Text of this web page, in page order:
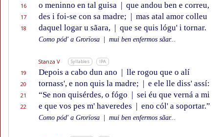
16 o meninno en tal guisa | que andou ben e correu,
17 des i foi-se con sa madre; | mas atal amor colleu
18 daquel logar u sãara, | que se quis lógu' i tornar.
Como pód' a Grorïosa mui ben enfermos sãar...
Stanza V Syllables IPA
19 Depois a cabo dun ano | lle rogou que o alí
20 tornass', e non quis la madre; | e ele lle diss' assí:
21 “Se non quisérdes, o fógo | sei éu que verná a mi
22 e que vos pes m' haveredes | eno cól' a soportar.”
Como pód' a Grorïosa mui ben enfermos sãar...